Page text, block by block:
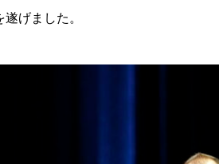
げました。